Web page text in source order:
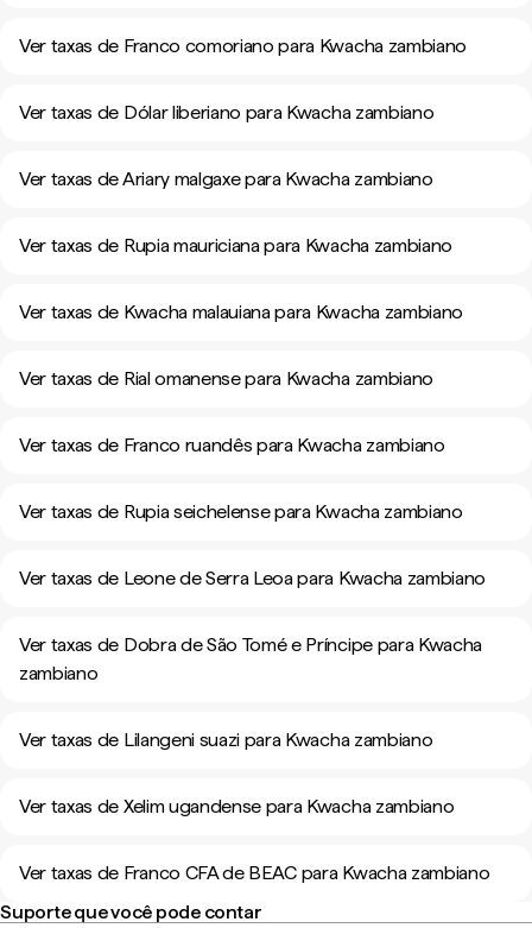
Ver taxas de Franco comoriano para Kwacha zambiano
Ver taxas de Dólar liberiano para Kwacha zambiano
Ver taxas de Ariary malgaxe para Kwacha zambiano
Ver taxas de Rupia mauriciana para Kwacha zambiano
Ver taxas de Kwacha malauiana para Kwacha zambiano
Ver taxas de Rial omanense para Kwacha zambiano
Ver taxas de Franco ruandês para Kwacha zambiano
Ver taxas de Rupia seichelense para Kwacha zambiano
Ver taxas de Leone de Serra Leoa para Kwacha zambiano
Ver taxas de Dobra de São Tomé e Príncipe para Kwacha
zambiano
Ver taxas de Lilangeni suazi para Kwacha zambiano
Ver taxas de Xelim ugandense para Kwacha zambiano
Ver taxas de Franco CFA de BEAC para Kwacha zambiano
Suporte que você pode contar